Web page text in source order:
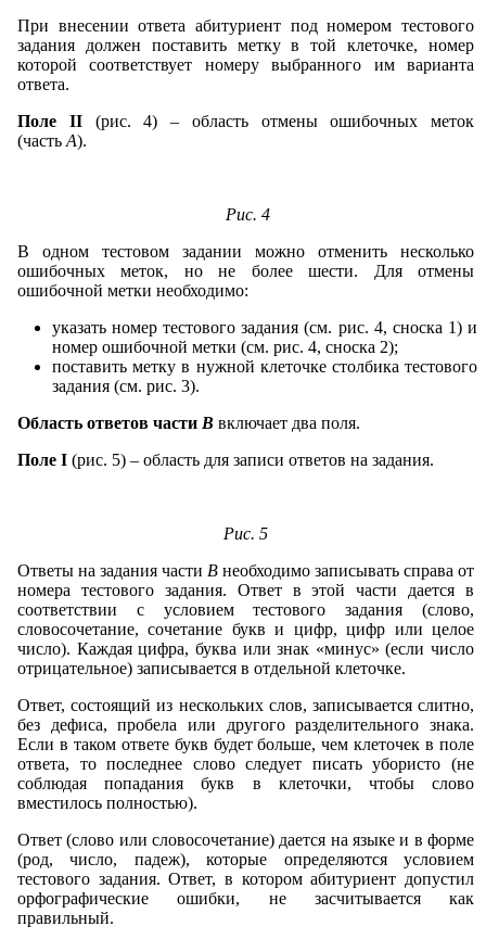
При внесении ответа абитуриент под номером тестового
задания должен поставить метку в той клеточке, номер
которой соответствует номеру выбранного им варианта
ответа.
Поле II (рис. 4) – область отмены ошибочных меток
(часть А).
Рис. 4
В одном тестовом задании можно отменить несколько
ошибочных меток, но не более шести. Для отмены
ошибочной метки необходимо:
указать номер тестового задания (см. рис. 4, сноска 1) и
номер ошибочной метки (см. рис. 4, сноска 2);
поставить метку в нужной клеточке столбика тестового
задания (см. рис. 3).
Область ответов части В включает два поля.
Поле I (рис. 5) – область для записи ответов на задания.
Рис. 5
Ответы на задания части В необходимо записывать справа от
номера тестового задания. Ответ в этой части дается в
соответствии с условием тестового задания (слово,
словосочетание, сочетание букв и цифр, цифр или целое
число). Каждая цифра, буква или знак «минус» (если число
отрицательное) записывается в отдельной клеточке.
Ответ, состоящий из нескольких слов, записывается слитно,
без дефиса, пробела или другого разделительного знака.
Если в таком ответе букв будет больше, чем клеточек в поле
ответа, то последнее слово следует писать убористо (не
соблюдая попадания букв в клеточки, чтобы слово
вместилось полностью).
Ответ (слово или словосочетание) дается на языке и в форме
(род, число, падеж), которые определяются условием
тестового задания. Ответ, в котором абитуриент допустил
орфографические ошибки, не засчитывается как
правильный.